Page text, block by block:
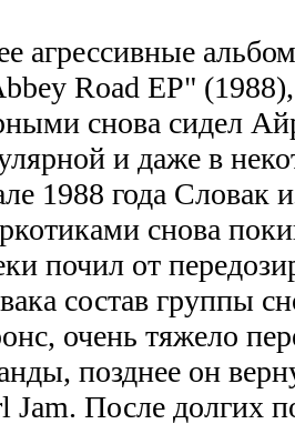
агрессивные
Road EP"
снова сидел
и даже в
1988 года Словак
снова
почил от
состав группы
очень тяжело
позднее он
Jam. После долгих